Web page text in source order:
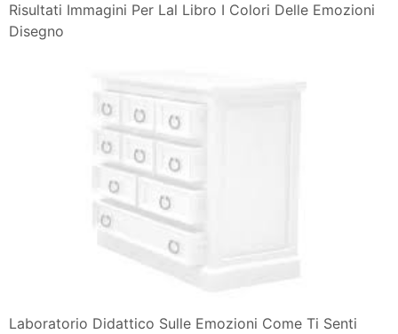
Risultati Immagini Per Lal Libro I Colori Delle Emozioni
Disegno
Laboratorio Didattico Sulle Emozioni Come Ti Senti